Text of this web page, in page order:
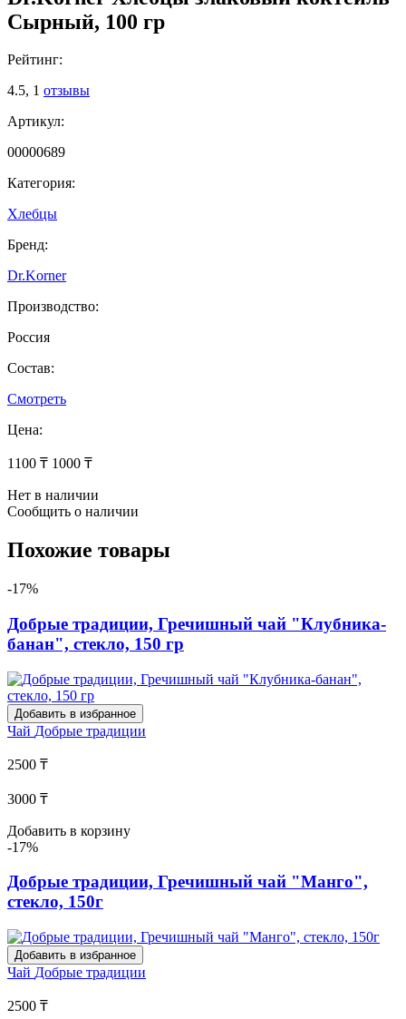
Сырный, 100 гр
Рейтинг:
4.5, 1 отзывы
Артикул:
00000689
Категория:
Хлебцы
Бренд:
Dr.Korner
Производство:
Россия
Состав:
Смотреть
Цена:
1100 ₸ 1000 ₸
Нет в наличии
Сообщить о наличии
Похожие товары
-17%
Добрые традиции, Гречишный чай "Клубника-
банан", стекло, 150 гр
Добавить в избранное
Чай Добрые традиции
2500 ₸
3000 ₸
Добавить в корзину
-17%
Добрые традиции, Гречишный чай "Манго",
стекло, 150г
Добавить в избранное
Чай Добрые традиции
2500 ₸